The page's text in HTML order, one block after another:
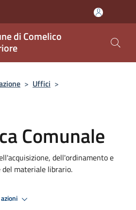
di Comelico
> Uffici >
Comunale
dell'ordinamento e
materiale librario.